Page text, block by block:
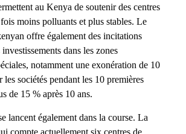
au Kenya de soutenir des centres
moins polluants et plus stables. Le
offre également des incitations
dans les zones
notamment une exonération de 10
les sociétés pendant les 10 premières
de 15 % après 10 ans.
lancent également dans la course. La
compte actuellement six centres de